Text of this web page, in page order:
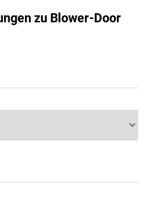
zu Blower-Door